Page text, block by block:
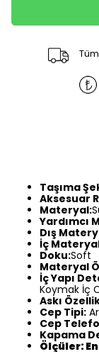
Taşıma
Aksesuar
Materyal:
Yardımcı
Dış
İç
Doku:Soft
Materyal
İç Yapı
Koymak İç
Askı
Cep Tipi:
Cep
Kapama
Ölçüler: En